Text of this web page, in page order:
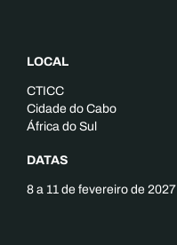
LOCAL
CTICC
Cidade do Cabo
África do Sul
DATAS
8 a 11 de fevereiro de 2027